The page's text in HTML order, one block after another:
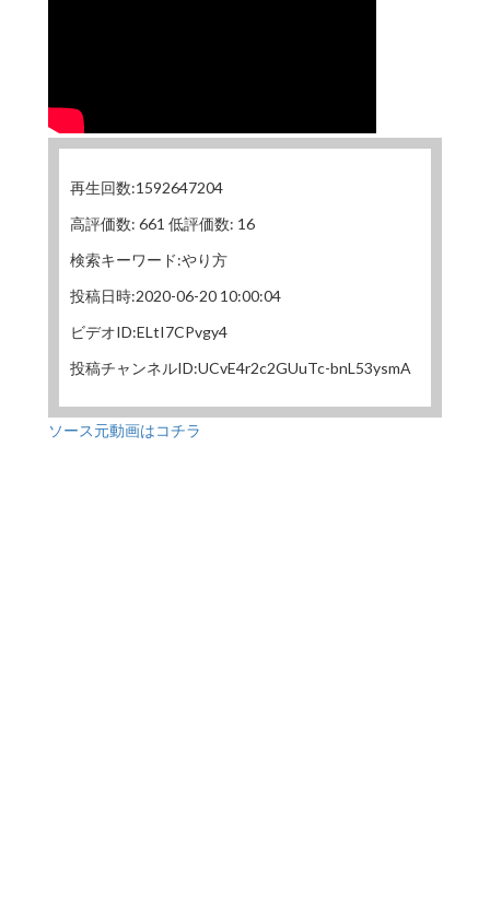
再生回数:1592647204
高評価数: 661 低評価数: 16
検索キーワード:やり方
投稿日時:2020-06-20 10:00:04
ビデオID:ELtI7CPvgy4
投稿チャンネルID:UCvE4r2c2GUuTc-bnL53ysmA
ソース元動画はコチラ